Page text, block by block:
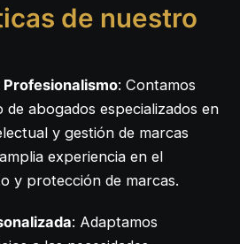
de nuestro
: Contamos
abogados especializados en
y gestión de marcas
experiencia en el
y protección de marcas.
: Adaptamos